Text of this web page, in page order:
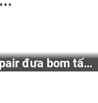
đưa bom tấn